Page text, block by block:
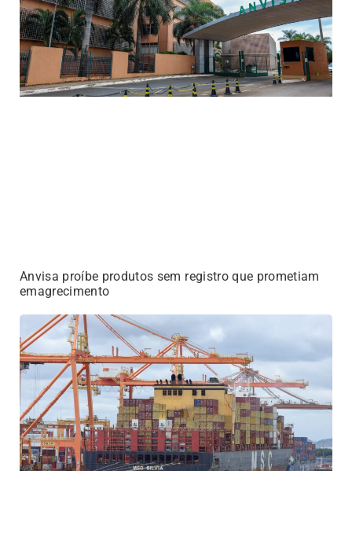
Anvisa proíbe produtos sem registro que prometiam
emagrecimento